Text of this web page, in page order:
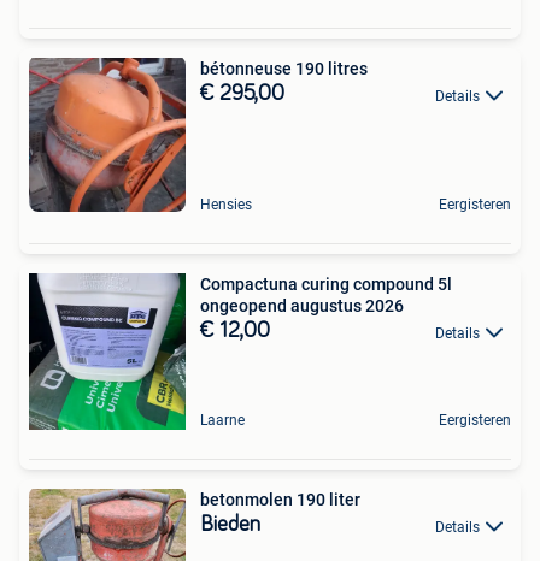
bétonneuse 190 litres
€ 295,00 Details
Hensies Eergisteren
Compactuna curing compound 5l
ongeopend augustus 2026
€ 12,00 Details
Laarne Eergisteren
betonmolen 190 liter
Bieden Details